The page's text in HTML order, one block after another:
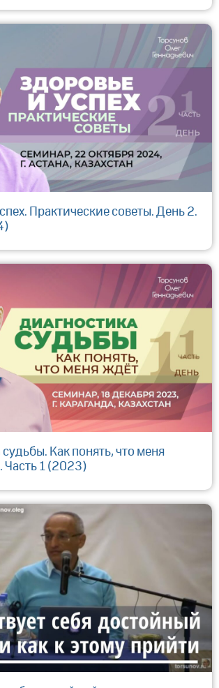
Практические советы. День 2.
Как понять, что меня
Часть 1 (2023)